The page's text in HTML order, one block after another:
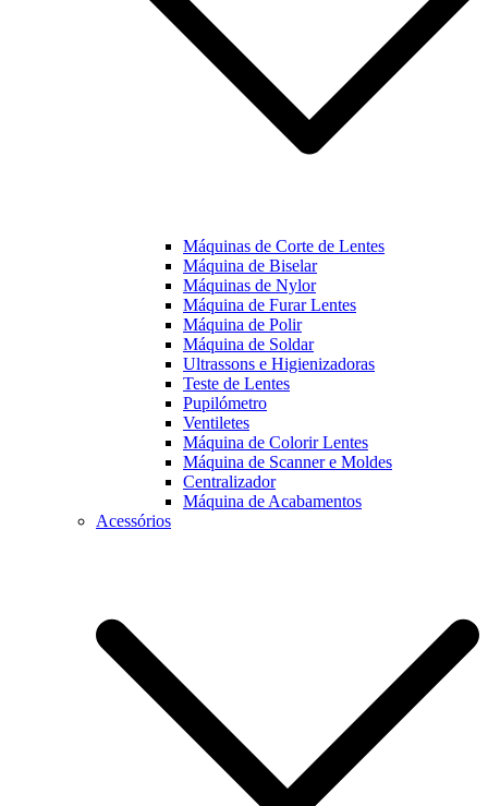
Máquinas de Corte de Lentes
Máquina de Biselar
Máquinas de Nylor
Máquina de Furar Lentes
Máquina de Polir
Máquina de Soldar
Ultrassons e Higienizadoras
Teste de Lentes
Pupilómetro
Ventiletes
Máquina de Colorir Lentes
Máquina de Scanner e Moldes
Centralizador
Máquina de Acabamentos
Acessórios